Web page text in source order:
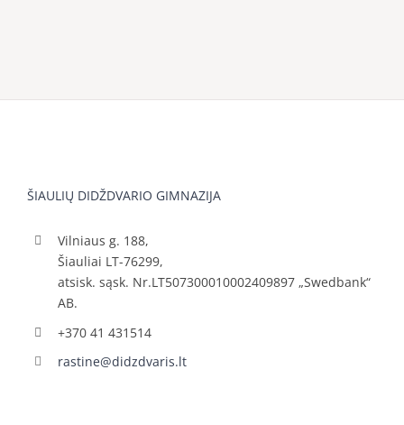
ŠIAULIŲ DIDŽDVARIO GIMNAZIJA
Vilniaus g. 188,
Šiauliai LT-76299,
atsisk. sąsk. Nr.LT507300010002409897 „Swedbank“
AB.
+370 41 431514
rastine@didzdvaris.lt